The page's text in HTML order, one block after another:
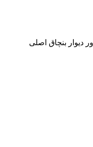
دور دیوار بنچاق اصلی